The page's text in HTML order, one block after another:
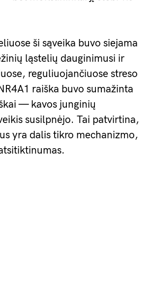
ši sąveika buvo siejama
ląstelių dauginimusi ir
reguliuojančiuose streso
raiška buvo sumažinta
— kavos junginių
susilpnėjo. Tai patvirtina,
yra dalis tikro mechanizmo,